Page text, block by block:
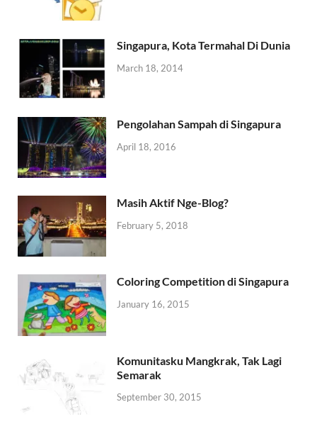
Singapura, Kota Termahal Di Dunia
March 18, 2014
Pengolahan Sampah di Singapura
April 18, 2016
Masih Aktif Nge-Blog?
February 5, 2018
Coloring Competition di Singapura
January 16, 2015
Komunitasku Mangkrak, Tak Lagi
Semarak
September 30, 2015